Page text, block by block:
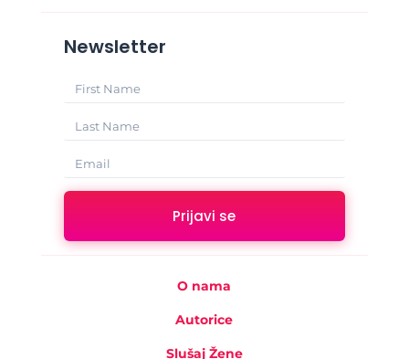
Newsletter
Prijavi se
O nama
Autorice
Slušaj Žene